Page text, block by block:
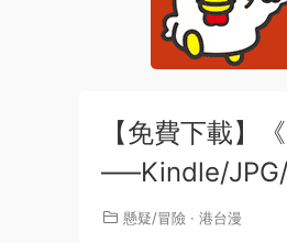
【免費下載】
—–Kindle/
懸疑/冒險 · 港台漫